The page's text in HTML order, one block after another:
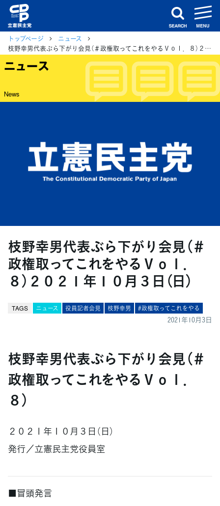
search
トップページ
ニュース
枝野幸男代表ぶら下がり会見（＃政権取ってこれをやるＶｏｌ．８）２０２１年１０月３日（日）
ニュース
News
枝野幸男代表ぶら下がり会見（＃
政権取ってこれをやるＶｏｌ．
８）２０２１年１０月３日（日）
TAGS ニュース 役員記者会見 枝野幸男 #政権取ってこれをやる
2021年10月3日
枝野幸男代表ぶら下がり会見（＃
政権取ってこれをやるＶｏｌ．
８）
２０２１年１０月３日（日）
発行／立憲民主党役員室
■冒頭発言